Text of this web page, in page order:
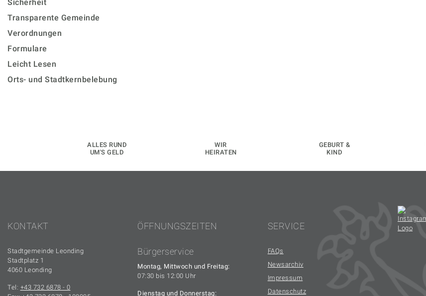
Sicherheit
Transparente Gemeinde
Verordnungen
Formulare
Leicht Lesen
Orts- und Stadtkernbelebung
ALLES RUND
UM'S GELD
WIR
HEIRATEN
GEBURT &
KIND
KONTAKT
Stadtgemeinde Leonding
Stadtplatz 1
4060 Leonding
Tel: +43 732 6878 - 0
ÖFFNUNGSZEITEN
Bürgerservice
Montag, Mittwoch und Freitag:
07:30 bis 12:00 Uhr
Dienstag und Donnerstag:
SERVICE
FAQs
Newsarchiv
Impressum
Datenschutz